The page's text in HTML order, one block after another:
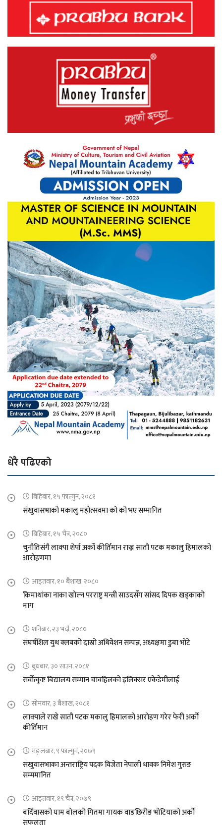
धेरै पढिएको
बिहिबार, १५ फाल्गुन, २०८१
संखुवासभाको मकालु महोत्सवमा को को भए सम्मानित
बिहिबार, १५ चैत्र, २०८०
चुनौतिसंगै लाक्पा शेर्पा अर्को कीर्तिमान राख्न सातौ पटक मकालु हिमालको
आरोहणमा
आइतवार, १० बैशाख, २०८०
किमाथांका नाका खोल्न परराष्ट्र मन्त्री साउदसँग सांसद दिपक खड्काको
माग
शनिबार, २३ भदौ, २०८०
संघर्षशिल युथ क्लबको दास्रो अधिवेशन सम्पन्न, अध्यक्षमा डुबा भोटे
बुधबार, ३० साउन, २०८१
सर्वोत्कृष्ट बिद्यालय सम्मान चावहिलको इलिक्सर एकेडेमीलाई
सोमवार, ३ बैशाख, २०८१
लाक्पाले राखे सातौ पटक मकालु हिमालको आरोहण गरेर फेरी अर्को
कीर्तिमान
मङ्लबार, ९ फाल्गुन, २०७९
संखुवासभाका अन्तराष्ट्रिय पदक विजेता नेपाली धावक निमेश गुरुङ
सम्ममानित
आइतवार, १९ चैत्र, २०७९
बर्दिवासको घाम बोलको गितमा गायक वाङछिरीङ भोटियाको अर्को
सफलता